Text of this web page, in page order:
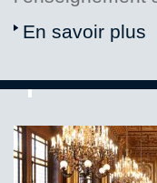
En savoir plus